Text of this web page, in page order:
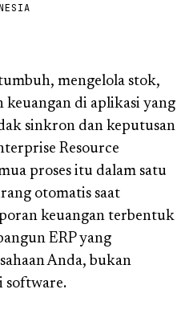
mengelola stok,
keuangan di aplikasi yang
sinkron dan keputusan
Resource
proses itu dalam satu
otomatis saat
keuangan terbentuk
ERP yang
Anda, bukan
software.